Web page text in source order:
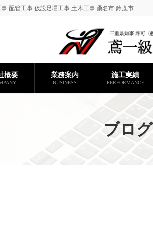
配管工事 仮設足場工事 土木工事 桑名市 鈴鹿市
概要 業務案内
BUSINESS
施工実績
PERFORMANCE
ブログ